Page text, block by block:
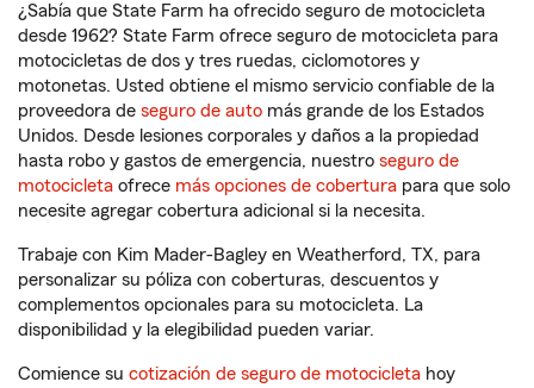
¿Sabía que State Farm ha ofrecido seguro de motocicleta
desde 1962? State Farm ofrece seguro de motocicleta para
motocicletas de dos y tres ruedas, ciclomotores y
motonetas. Usted obtiene el mismo servicio confiable de la
proveedora de seguro de auto más grande de los Estados
Unidos. Desde lesiones corporales y daños a la propiedad
hasta robo y gastos de emergencia, nuestro seguro de
motocicleta ofrece más opciones de cobertura para que solo
necesite agregar cobertura adicional si la necesita.
Trabaje con Kim Mader-Bagley en Weatherford, TX, para
personalizar su póliza con coberturas, descuentos y
complementos opcionales para su motocicleta. La
disponibilidad y la elegibilidad pueden variar.
Comience su cotización de seguro de motocicleta hoy